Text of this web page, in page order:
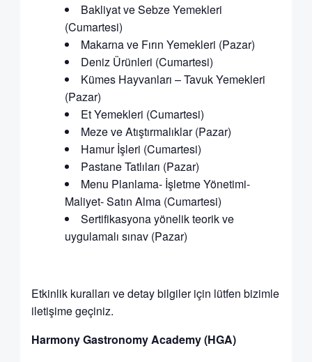
Bakliyat ve Sebze Yemekleri
(Cumartesi)
Makarna ve Fırın Yemekleri (Pazar)
Deniz Ürünleri (Cumartesi)
Kümes Hayvanları – Tavuk Yemekleri
(Pazar)
Et Yemekleri (Cumartesi)
Meze ve Atıştırmalıklar (Pazar)
Hamur İşleri (Cumartesi)
Pastane Tatlıları (Pazar)
Menu Planlama- İşletme Yönetimi-
Maliyet- Satın Alma (Cumartesi)
Sertifikasyona yönelik teorik ve
uygulamalı sınav (Pazar)
Etkinlik kuralları ve detay bilgiler için lütfen bizimle
iletişime geçiniz.
Harmony Gastronomy Academy (HGA)